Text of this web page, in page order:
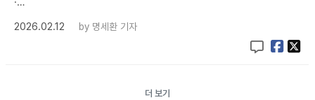
2026.02.12
by 명세환 기자
더 보기